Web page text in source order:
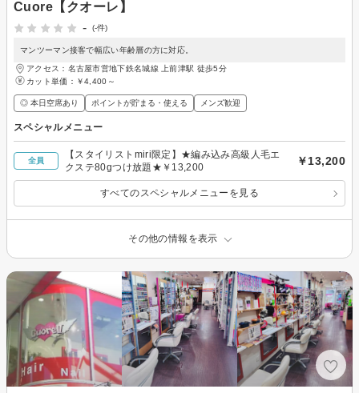
Cuore【クオーレ】
-
(-件)
マンツーマン接客で幅広い年齢層の方に対応。
アクセス：名古屋市営地下鉄名城線 上前津駅 徒歩5分
カット単価： ￥4,400～
◎ 本日空席あり ポイントが貯まる・使える メンズ歓迎
スペシャルメニュー
全員
【スタイリストmiri限定】★編み込み高級人毛エ
クステ80gつけ放題★￥13,200
￥13,200
すべてのスペシャルメニューを見る
その他の情報を表示